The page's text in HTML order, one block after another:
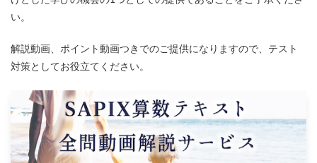
い。
解説動画、ポイント動画つきでのご提供になりますので、テスト
対策としてお役立てください。